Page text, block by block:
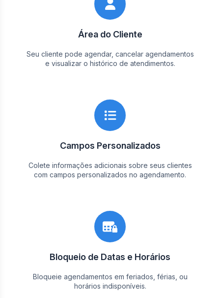
Área do Cliente
Seu cliente pode agendar, cancelar agendamentos
e visualizar o histórico de atendimentos.
Campos Personalizados
Colete informações adicionais sobre seus clientes
com campos personalizados no agendamento.
Bloqueio de Datas e Horários
Bloqueie agendamentos em feriados, férias, ou
horários indisponíveis.